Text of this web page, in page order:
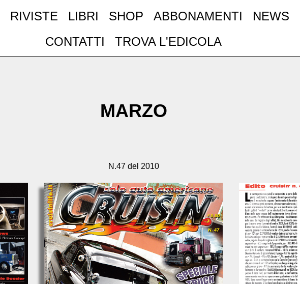
RIVISTE LIBRI SHOP ABBONAMENTI NEWS
CONTATTI
TROVA L'EDICOLA
MARZO
N.47 del 2010